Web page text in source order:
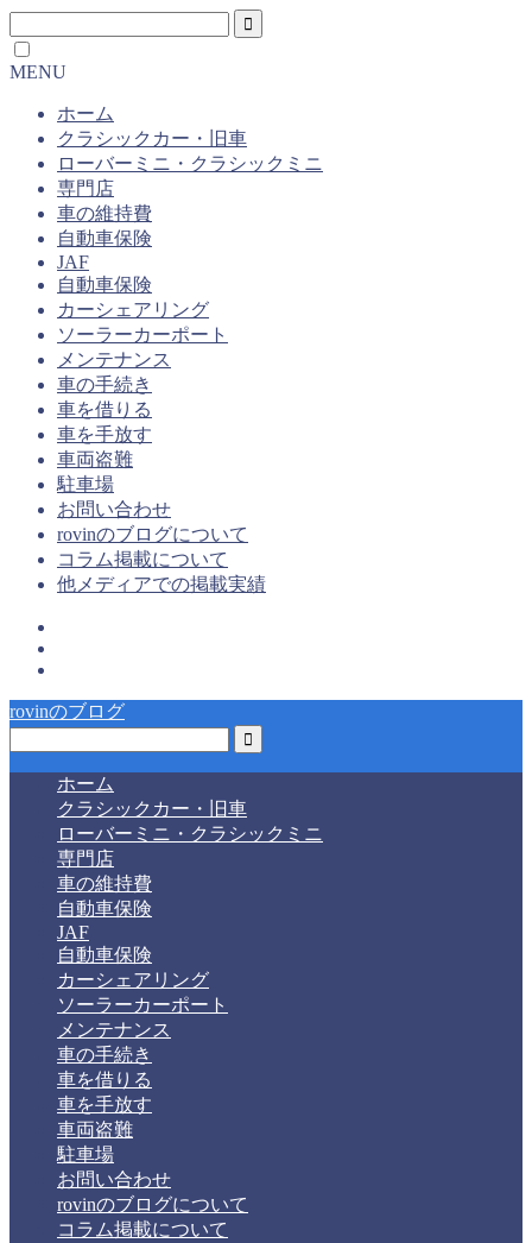
MENU
ホーム
クラシックカー・旧車
ローバーミニ・クラシックミニ
専門店
車の維持費
自動車保険
JAF
自動車保険
カーシェアリング
ソーラーカーポート
メンテナンス
車の手続き
車を借りる
車を手放す
車両盗難
駐車場
お問い合わせ
rovinのブログについて
コラム掲載について
他メディアでの掲載実績
rovinのブログ
ホーム
クラシックカー・旧車
ローバーミニ・クラシックミニ
専門店
車の維持費
自動車保険
JAF
自動車保険
カーシェアリング
ソーラーカーポート
メンテナンス
車の手続き
車を借りる
車を手放す
車両盗難
駐車場
お問い合わせ
rovinのブログについて
コラム掲載について